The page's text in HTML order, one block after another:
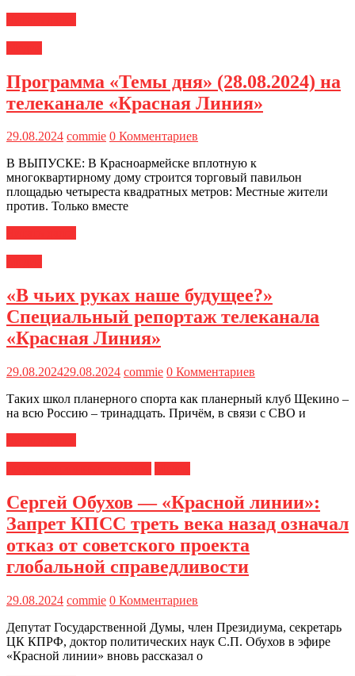
Программа «Темы дня» (28.08.2024) на
телеканале «Красная Линия»
29.08.2024 commie 0 Комментариев
В ВЫПУСКЕ: В Красноармейске вплотную к
многоквартирному дому строится торговый павильон
площадью четыреста квадратных метров: Местные жители
против. Только вместе
«В чьих руках наше будущее?»
Специальный репортаж телеканала
«Красная Линия»
29.08.202429.08.2024 commie 0 Комментариев
Таких школ планерного спорта как планерный клуб Щекино –
на всю Россию – тринадцать. Причём, в связи с СВО и
Сергей Обухов — «Красной линии»:
Запрет КПСС треть века назад означал
отказ от советского проекта
глобальной справедливости
29.08.2024 commie 0 Комментариев
Депутат Государственной Думы, член Президиума, секретарь
ЦК КПРФ, доктор политических наук С.П. Обухов в эфире
«Красной линии» вновь рассказал о